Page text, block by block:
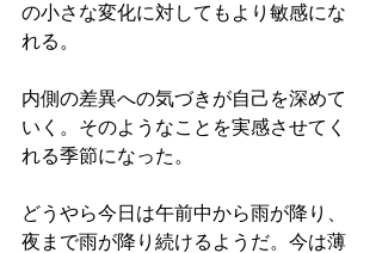
の小さな変化に対してもより敏感にな
れる。
内側の差異への気づきが自己を深めて
いく。そのようなことを実感させてく
れる季節になった。
どうやら今日は午前中から雨が降り、
夜まで雨が降り続けるようだ。今は薄